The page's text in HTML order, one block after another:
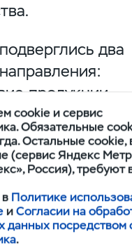
два
продукции
Технического
Таможенного
и
соответствия
рамках
Соглашения
cookie и сервис
Обязательные
Остальные cookie,
(сервис Яндекс
Россия), требуют
Политике
иСогласии на
данных посредством
.